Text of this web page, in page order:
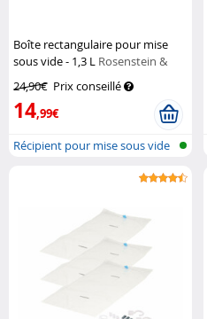
Boîte rectangulaire pour mise
sous vide - 1,3 L Rosenstein &
24,90€ Prix conseillé
14,99€
Récipient pour mise sous vide